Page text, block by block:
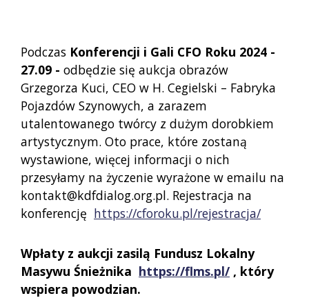
Podczas Konferencji i Gali CFO Roku 2024 -
27.09 - odbędzie się aukcja obrazów
Grzegorza Kuci, CEO w H. Cegielski – Fabryka
Pojazdów Szynowych, a zarazem
utalentowanego twórcy z dużym dorobkiem
artystycznym. Oto prace, które zostaną
wystawione, więcej informacji o nich
przesyłamy na życzenie wyrażone w emailu na
kontakt@kdfdialog.org.pl. Rejestracja na
konferencję https://cforoku.pl/rejestracja/
Wpłaty z aukcji zasilą Fundusz Lokalny
Masywu Śnieżnika https://flms.pl/ , który
wspiera powodzian.